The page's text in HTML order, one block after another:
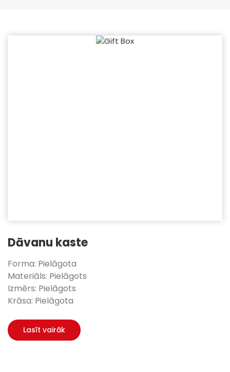
Dāvanu kaste
Forma: Pielāgota
Materiāls: Pielāgots
Izmērs: Pielāgots
Krāsa: Pielāgota
Lasīt vairāk